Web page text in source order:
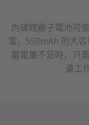
內建鋰離子電池可
電，550mAh 的大
當電量不足時，只
邊工